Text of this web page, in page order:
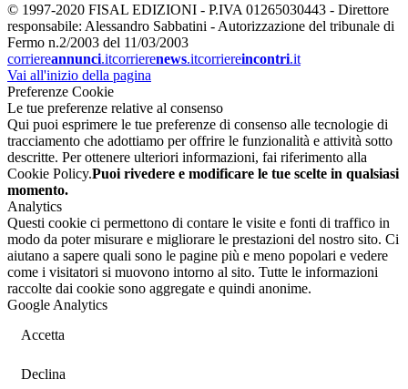
© 1997-2020 FISAL EDIZIONI - P.IVA 01265030443 - Direttore
responsabile: Alessandro Sabbatini - Autorizzazione del tribunale di
Fermo n.2/2003 del 11/03/2003
corriereannunci.itcorrierenews.itcorriereincontri.it
Vai all'inizio della pagina
Preferenze Cookie
Le tue preferenze relative al consenso
Qui puoi esprimere le tue preferenze di consenso alle tecnologie di
tracciamento che adottiamo per offrire le funzionalità e attività sotto
descritte. Per ottenere ulteriori informazioni, fai riferimento alla
Cookie Policy.Puoi rivedere e modificare le tue scelte in qualsiasi
momento.
Analytics
Questi cookie ci permettono di contare le visite e fonti di traffico in
modo da poter misurare e migliorare le prestazioni del nostro sito. Ci
aiutano a sapere quali sono le pagine più e meno popolari e vedere
come i visitatori si muovono intorno al sito. Tutte le informazioni
raccolte dai cookie sono aggregate e quindi anonime.
Google Analytics
Accetta
Declina